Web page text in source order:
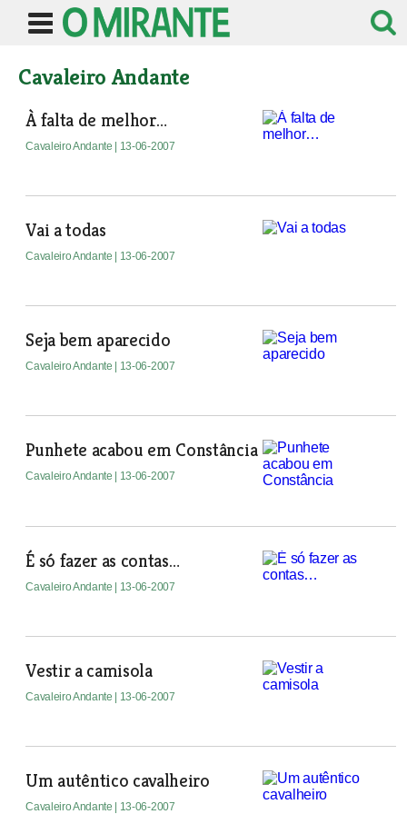
Cavaleiro Andante
À falta de melhor…
Cavaleiro Andante | 13-06-2007
Vai a todas
Cavaleiro Andante | 13-06-2007
Seja bem aparecido
Cavaleiro Andante | 13-06-2007
Punhete acabou em Constância
Cavaleiro Andante | 13-06-2007
É só fazer as contas…
Cavaleiro Andante | 13-06-2007
Vestir a camisola
Cavaleiro Andante | 13-06-2007
Um autêntico cavalheiro
Cavaleiro Andante | 13-06-2007